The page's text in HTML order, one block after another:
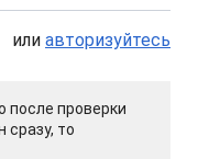
или авторизуйтесь
после проверки
то